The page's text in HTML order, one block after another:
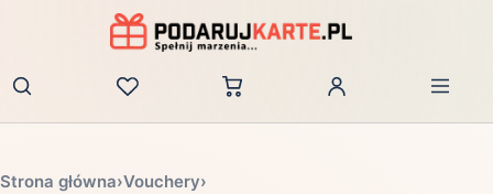
Zaloguj
Strona główna›Vouchery›